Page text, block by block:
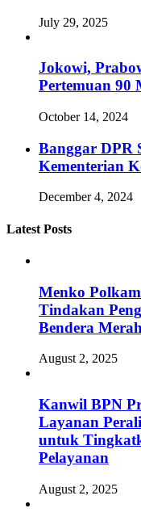
July 29, 2025
Jokowi,
Pertemuan 90
October 14, 2024
Banggar DPR
Kementerian
December 4, 2024
Latest Posts
Menko
Tindakan
Bendera
August 2, 2025
Kanwil BPN
Layanan
untuk
Pelayanan
August 2, 2025